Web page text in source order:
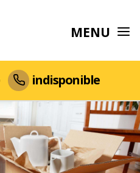
MENU
indisponible